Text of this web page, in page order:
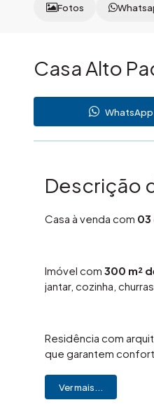
Fotos
Casa Alto
WhatsApp
Descrição
Casa à venda com 03
Imóvel com 300 m²
jantar, cozinha,
Residência com
que garantem
A área gourmet
com a família e amigos.
Ver mais...